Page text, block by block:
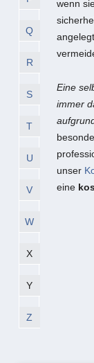
Q
R
S
T
U
V
W
X
Y
Z
wenn
Eine
immer
unser
eine